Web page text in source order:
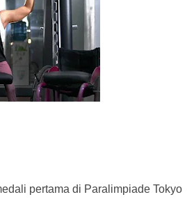
pertama di Paralimpiade Tokyo